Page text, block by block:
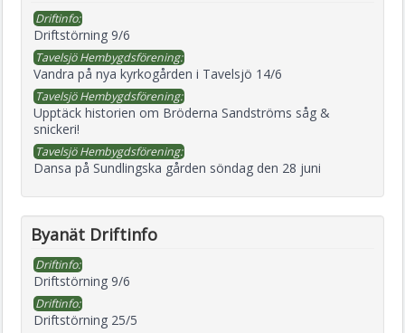
Driftinfo:
Driftstörning 9/6
Tavelsjö Hembygdsförening:
Vandra på nya kyrkogården i Tavelsjö 14/6
Tavelsjö Hembygdsförening:
Upptäck historien om Bröderna Sandströms såg &
snickeri!
Tavelsjö Hembygdsförening:
Dansa på Sundlingska gården söndag den 28 juni
Byanät Driftinfo
Driftinfo:
Driftstörning 9/6
Driftinfo:
Driftstörning 25/5